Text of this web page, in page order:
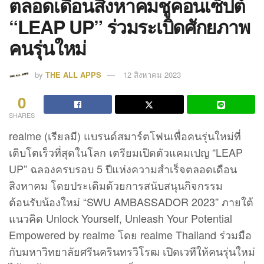
“LEAP UP” ร่วมระเบิดศักยภาพ
คนรุ่นใหม่
by THE ALL APPS 12 สิงหาคม 2023
0
SHARES
realme (เรียลมี) แบรนด์สมาร์ตโฟนเพื่อคนรุ่นใหม่ที่
เติบโตเร็วที่สุดในโลก เตรียมเปิดตัวแคมเปญ “LEAP
UP” ฉลองครบรอบ 5 ปีแห่งความสำเร็จตลอดเดือน
สิงหาคม โดยประเดิมด้วยการสนับสนุนกิจกรรม
ต้อนรับน้องใหม่ “SWU AMBASSADOR 2023” ภายใต้
แนวคิด Unlock Yourself, Unleash Your Potential
Empowered by realme โดย realme Thailand ร่วมมือ
กับมหาวิทยาลัยศรีนครินทรวิโรฒ เปิดเวทีให้คนรุ่นใหม่